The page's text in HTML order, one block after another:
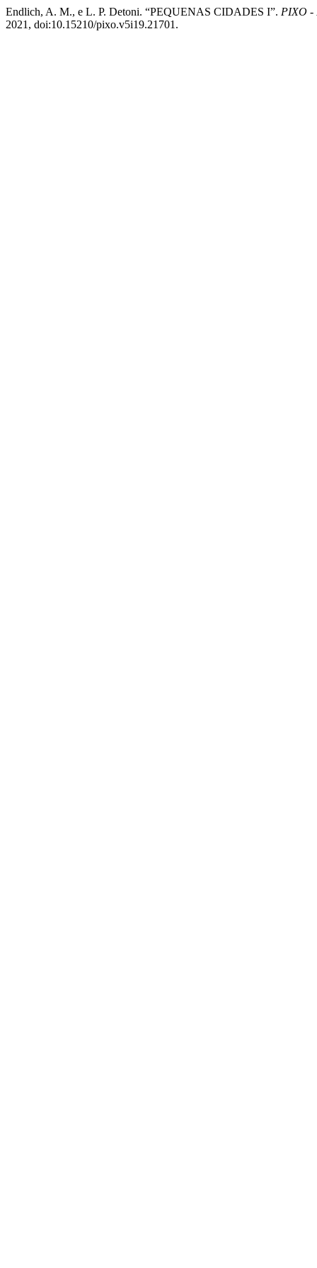
Endlich, A. M., e L. P. Detoni. “PEQUENAS CIDADES I”. PIXO -
2021, doi:10.15210/pixo.v5i19.21701.